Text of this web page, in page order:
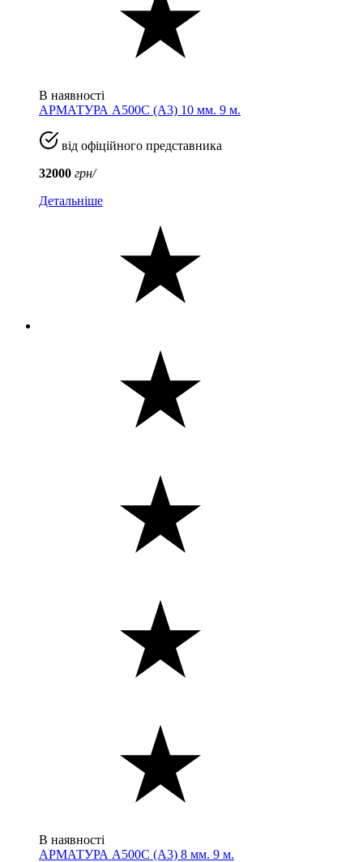
В наявності
АРМАТУРА А500С (A3) 10 мм. 9 м.
від офіційного представника
32000 грн/
Детальніше
В наявності
АРМАТУРА А500С (A3) 8 мм. 9 м.